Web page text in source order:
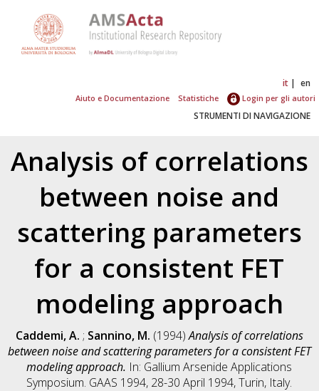
it en
Aiuto e Documentazione Statistiche Login per gli autori
STRUMENTI DI NAVIGAZIONE
Analysis of correlations
between noise and
scattering parameters
for a consistent FET
modeling approach
Caddemi, A. ; Sannino, M. (1994)Analysis of correlations
between noise and scattering parameters for a consistent FET
modeling approach. In: Gallium Arsenide Applications
Symposium. GAAS 1994, 28-30 April 1994, Turin, Italy.